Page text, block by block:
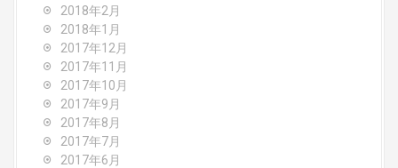
2018年2月
2018年1月
2017年12月
2017年11月
2017年10月
2017年9月
2017年8月
2017年7月
2017年6月